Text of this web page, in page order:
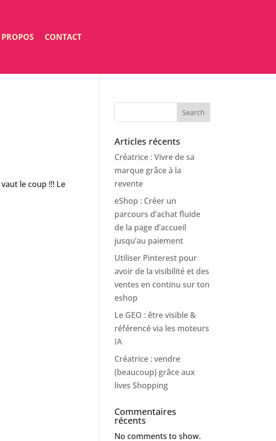
CONTACT
le coup !!! Le
Search
Articles récents
Créatrice : Vivre de sa
marque grâce à la
revente
eShop : Créer un
parcours d’achat fluide
de la page d’accueil
jusqu’au paiement
Utiliser Pinterest pour
avoir de la visibilité et des
ventes en continu sur ton
eshop
Le GEO : être visible &
référencé via les moteurs
IA
Créatrice : vendre
(beaucoup) grâce aux
lives Shopping
Commentaires
récents
No comments to show.